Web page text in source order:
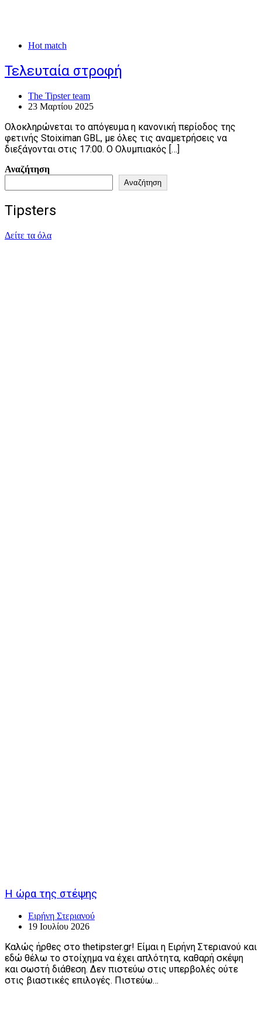
Hot match
Τελευταία στροφή
The Tipster team
23 Μαρτίου 2025
Ολοκληρώνεται το απόγευμα η κανονική περίοδος της
φετινής Stoiximan GBL, με όλες τις αναμετρήσεις να
διεξάγονται στις 17:00. Ο Ολυμπιακός […]
Αναζήτηση
Αναζήτηση
Tipsters
Δείτε τα όλα
Η ώρα της στέψης
Ειρήνη Στεριανού
19 Ιουλίου 2026
Καλώς ήρθες στο thetipster.gr! Είμαι η Ειρήνη Στεριανού και
εδώ θέλω το στοίχημα να έχει απλότητα, καθαρή σκέψη
και σωστή διάθεση. Δεν πιστεύω στις υπερβολές ούτε
στις βιαστικές επιλογές. Πιστεύω…